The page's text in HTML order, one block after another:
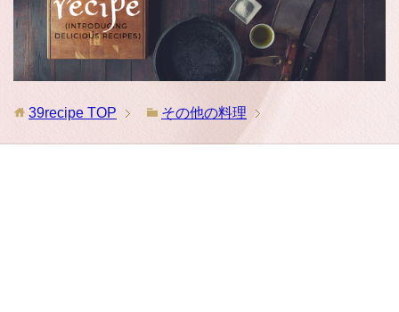
39recipe TOP その他の料理